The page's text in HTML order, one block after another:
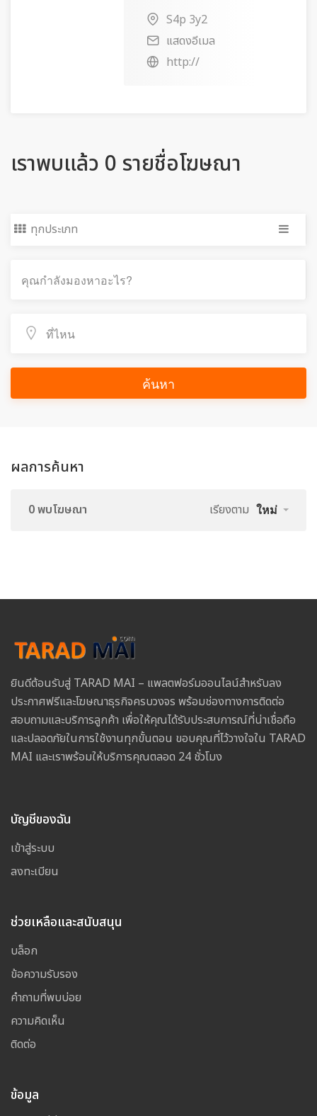
S4p 3y2
แสดงอีเมล
http://
เราพบแล้ว 0 รายชื่อโฆษณา
ทุกประเภท
ค้นหา
ผลการค้นหา
0 พบโฆษณา เรียงตาม ใหม่
ยินดีต้อนรับสู่ TARAD MAI – แพลตฟอร์มออนไลน์สำหรับลง
ประกาศฟรีและโฆษณาธุรกิจครบวงจร พร้อมช่องทางการติดต่อ
สอบถามและบริการลูกค้า เพื่อให้คุณได้รับประสบการณ์ที่น่าเชื่อถือ
และปลอดภัยในการใช้งานทุกขั้นตอน ขอบคุณที่ไว้วางใจใน TARAD
MAI และเราพร้อมให้บริการคุณตลอด 24 ชั่วโมง
บัญชีของฉัน
เข้าสู่ระบบ
ลงทะเบียน
ช่วยเหลือและสนับสนุน
บล็อก
ข้อความรับรอง
คำถามที่พบบ่อย
ความคิดเห็น
ติดต่อ
ข้อมูล